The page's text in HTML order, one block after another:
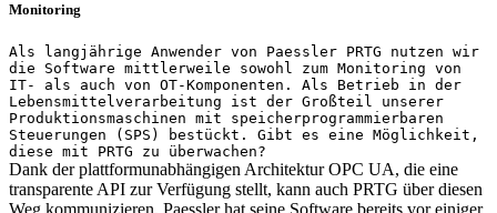
Monitoring
Als langjährige Anwender von Paessler PRTG nutzen wir
die Software mittlerweile sowohl zum Monitoring von
IT- als auch von OT-Komponenten. Als Betrieb in der
Lebensmittelverarbeitung ist der Großteil unserer
Produktionsmaschinen mit speicherprogrammierbaren
Steuerungen (SPS) bestückt. Gibt es eine Möglichkeit,
diese mit PRTG zu überwachen?
Dank der plattformunabhängigen Architektur OPC UA, die eine
transparente API zur Verfügung stellt, kann auch PRTG über diesen